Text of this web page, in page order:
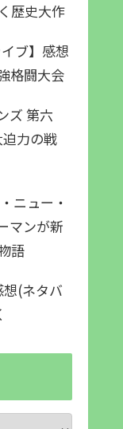
歴史大作
ブ】感想
格闘大会
ズ 第六
力の戦
ニュー・
マンが新
語
(ネタバ